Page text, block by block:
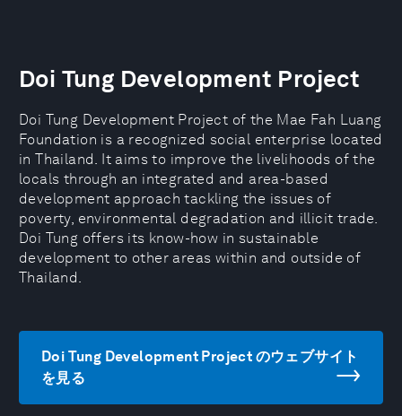
Doi Tung Development Project
Doi Tung Development Project of the Mae Fah Luang
Foundation is a recognized social enterprise located
in Thailand. It aims to improve the livelihoods of the
locals through an integrated and area-based
development approach tackling the issues of
poverty, environmental degradation and illicit trade.
Doi Tung offers its know-how in sustainable
development to other areas within and outside of
Thailand.
Doi Tung Development Project のウェブサイト
を見る